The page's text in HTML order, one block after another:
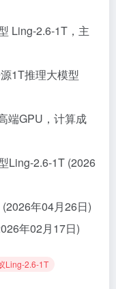
Ling-2.6-1T，主
1T推理大模型
端GPU，计算成
Ling-2.6-1T (2026
年04月26日)
年02月17日)
Ling-2.6-1T